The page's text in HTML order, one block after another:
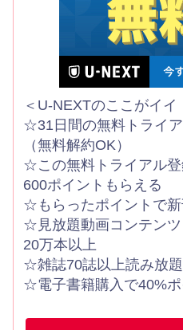
＜U-NEXTのここがイイ
☆31日間の無料トライア
（無料解約OK）
☆この無料トライアル
600ポイントもらえる
☆もらったポイントで
☆見放題動画コンテン
20万本以上
☆雑誌70誌以上読み放題
☆電子書籍購入で40%